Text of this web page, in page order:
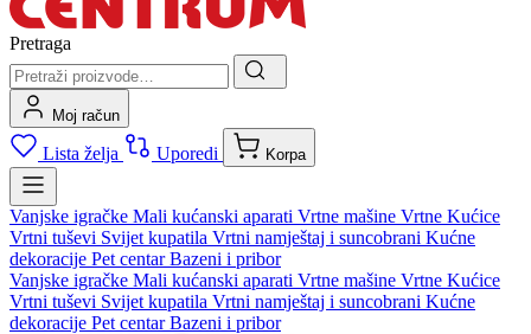
Pretraga
Moj račun
Lista želja Uporedi Korpa
Vanjske igračke Mali kućanski aparati Vrtne mašine Vrtne Kućice
Vrtni tuševi Svijet kupatila Vrtni namještaj i suncobrani Kućne
dekoracije Pet centarBazeni i pribor
Vanjske igračke Mali kućanski aparati Vrtne mašine Vrtne Kućice
Vrtni tuševi Svijet kupatila Vrtni namještaj i suncobrani Kućne
dekoracije Pet centarBazeni i pribor